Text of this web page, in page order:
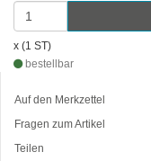
x (1 ST)
bestellbar
Auf den Merkzettel
Fragen zum Artikel
Teilen